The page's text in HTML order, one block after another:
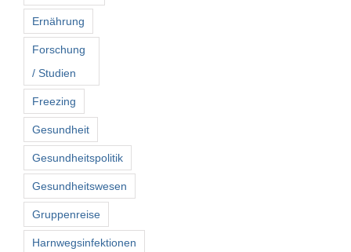
Ernährung
Forschung
/ Studien
Freezing
Gesundheit
Gesundheitspolitik
Gesundheitswesen
Gruppenreise
Harnwegsinfektionen